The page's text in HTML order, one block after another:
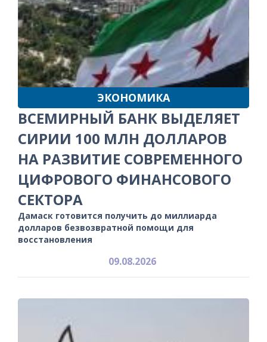
ЭКОНОМИКА
ВСЕМИРНЫЙ БАНК ВЫДЕЛЯЕТ
СИРИИ 100 МЛН ДОЛЛАРОВ
НА РАЗВИТИЕ СОВРЕМЕННОГО
ЦИФРОВОГО ФИНАНСОВОГО
СЕКТОРА
Дамаск готовится получить до миллиарда
долларов безвозвратной помощи для
восстановления
09.08.2026